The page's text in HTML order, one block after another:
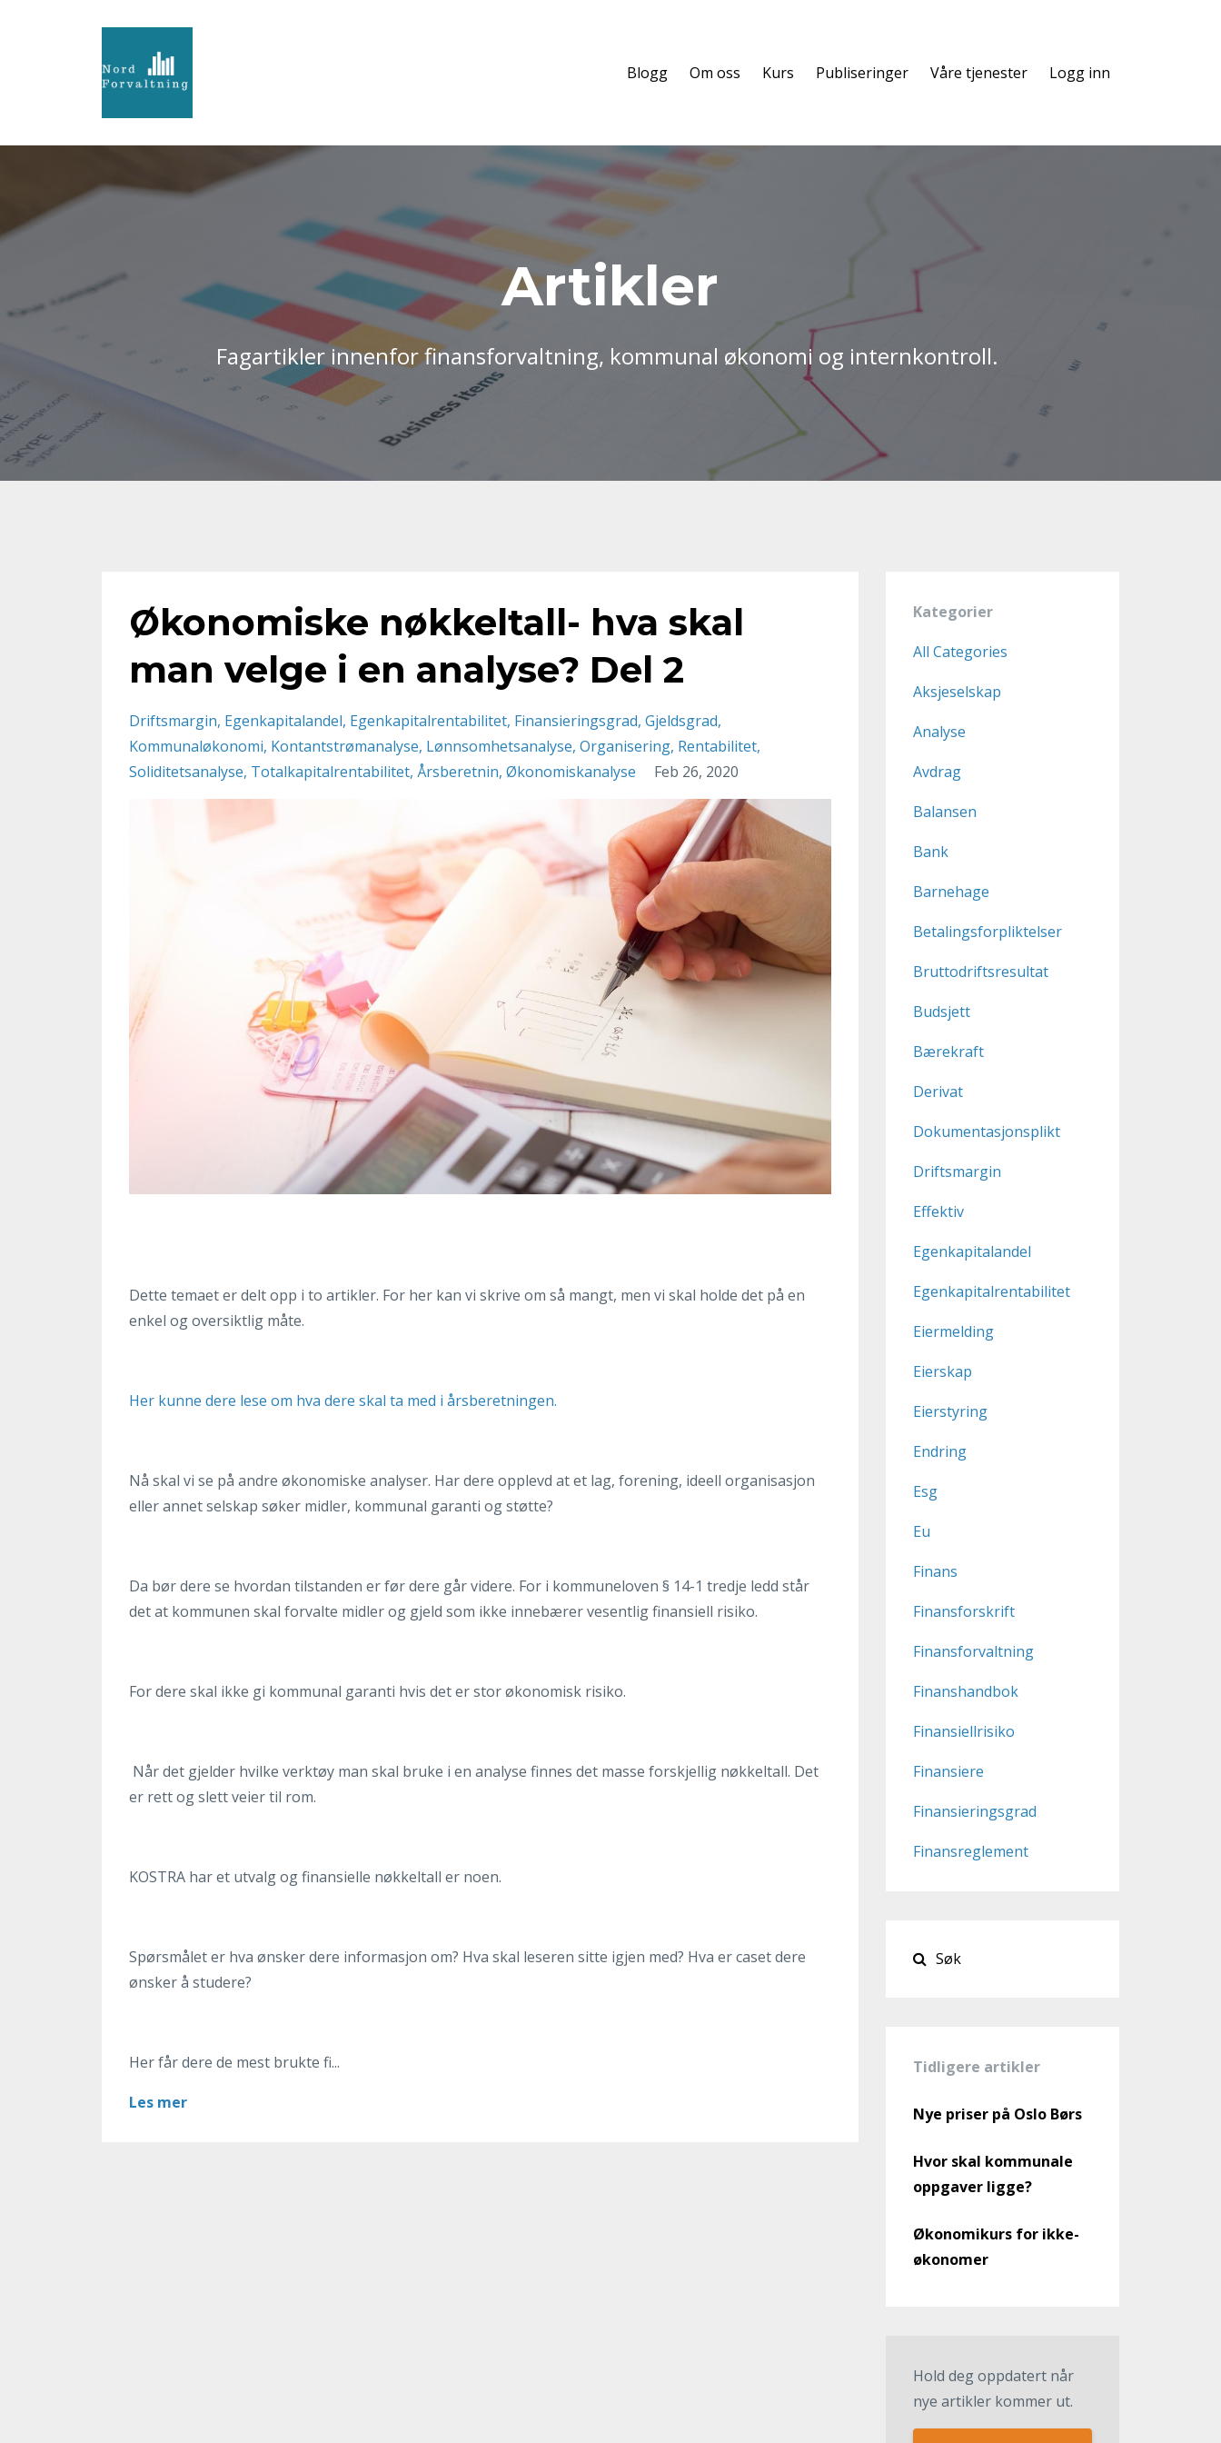
Blogg Om oss Kurs Publiseringer Våre tjenester Logg inn
Artikler
Fagartikler innenfor finansforvaltning, kommunal økonomi og internkontroll.
Økonomiske nøkkeltall- hva skal
man velge i en analyse? Del 2
Driftsmargin Egenkapitalandel Egenkapitalrentabilitet Finansieringsgrad Gjeldsgrad
Kommunaløkonomi Kontantstrømanalyse Lønnsomhetsanalyse Organisering Rentabilitet
Soliditetsanalyse Totalkapitalrentabilitet Årsberetnin Økonomiskanalyse Feb 26, 2020
Dette temaet er delt opp i to artikler. For her kan vi skrive om så mangt, men vi skal holde det på en
enkel og oversiktlig måte.
Her kunne dere lese om hva dere skal ta med i årsberetningen.
Nå skal vi se på andre økonomiske analyser. Har dere opplevd at et lag, forening, ideell organisasjon
eller annet selskap søker midler, kommunal garanti og støtte?
Da bør dere se hvordan tilstanden er før dere går videre. For i kommuneloven § 14-1 tredje ledd står
det at kommunen skal forvalte midler og gjeld som ikke innebærer vesentlig finansiell risiko.
For dere skal ikke gi kommunal garanti hvis det er stor økonomisk risiko.
Når det gjelder hvilke verktøy man skal bruke i en analyse finnes det masse forskjellig nøkkeltall. Det
er rett og slett veier til rom.
KOSTRA har et utvalg og finansielle nøkkeltall er noen.
Spørsmålet er hva ønsker dere informasjon om? Hva skal leseren sitte igjen med? Hva er caset dere
ønsker å studere?
Her får dere de mest brukte fi...
Les mer
Kategorier
All Categories
Aksjeselskap
Analyse
Avdrag
Balansen
Bank
Barnehage
Betalingsforpliktelser
Bruttodriftsresultat
Budsjett
Bærekraft
Derivat
Dokumentasjonsplikt
Driftsmargin
Effektiv
Egenkapitalandel
Egenkapitalrentabilitet
Eiermelding
Eierskap
Eierstyring
Endring
Esg
Eu
Finans
Finansforskrift
Finansforvaltning
Finanshandbok
Finansiellrisiko
Finansiere
Finansieringsgrad
Finansreglement
Tidligere artikler
Nye priser på Oslo Børs
Hvor skal kommunale
oppgaver ligge?
Økonomikurs for ikke-
økonomer
Hold deg oppdatert når
nye artikler kommer ut.